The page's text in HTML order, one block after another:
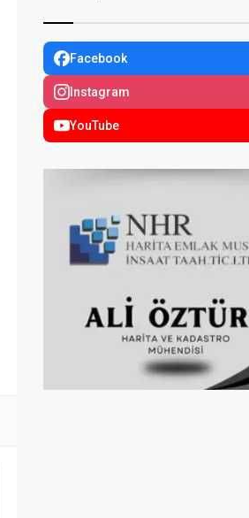
Facebook
Instagram
YouTube